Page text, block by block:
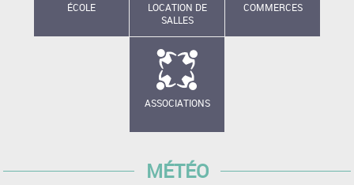
ÉCOLE
LOCATION DE
SALLES
COMMERCES
ASSOCIATIONS
MÉTÉO